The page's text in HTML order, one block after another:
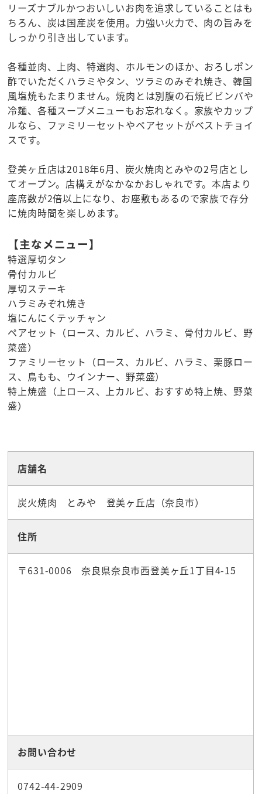
リーズナブルかつおいしいお肉を追求していることはも
ちろん、炭は国産炭を使用。力強い火力で、肉の旨みを
しっかり引き出しています。
各種並肉、上肉、特選肉、ホルモンのほか、おろしポン
酢でいただくハラミやタン、ツラミのみぞれ焼き、韓国
風塩焼もたまりません。焼肉とは別腹の石焼ビビンバや
冷麺、各種スープメニューもお忘れなく。家族やカップ
ルなら、ファミリーセットやペアセットがベストチョイ
スです。
登美ヶ丘店は2018年6月、炭火焼肉とみやの2号店とし
てオープン。店構えがなかなかおしゃれです。本店より
座席数が2倍以上になり、お座敷もあるので家族で存分
に焼肉時間を楽しめます。
【主なメニュー】
特選厚切タン
骨付カルビ
厚切ステーキ
ハラミみぞれ焼き
塩にんにくテッチャン
ペアセット（ロース、カルビ、ハラミ、骨付カルビ、野
菜盛）
ファミリーセット（ロース、カルビ、ハラミ、栗豚ロー
ス、鳥もも、ウインナー、野菜盛）
特上焼盛（上ロース、上カルビ、おすすめ特上焼、野菜
盛）
店舗名
炭火焼肉 とみや 登美ヶ丘店（奈良市）
住所
〒631-0006 奈良県奈良市西登美ヶ丘1丁目4-15
お問い合わせ
0742-44-2909